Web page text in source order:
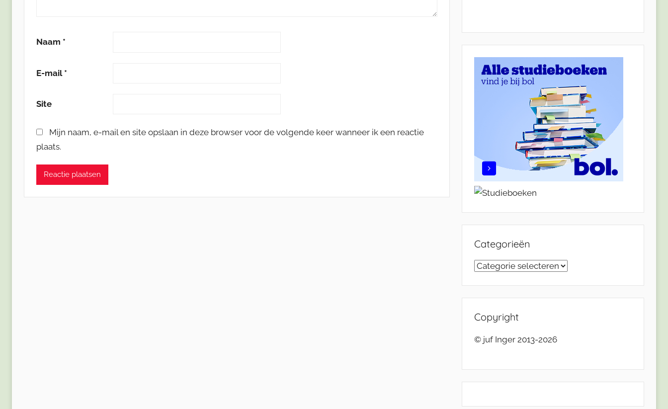
Naam *
E-mail *
Site
Mijn naam, e-mail en site opslaan in deze browser voor de volgende keer wanneer ik een reactie
plaats.
Categorieën
Categorieën
Copyright
© juf Inger 2013-2026